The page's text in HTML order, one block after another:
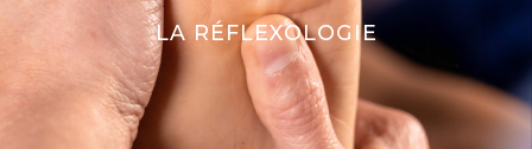
LA RÉFLEXOLOGIE